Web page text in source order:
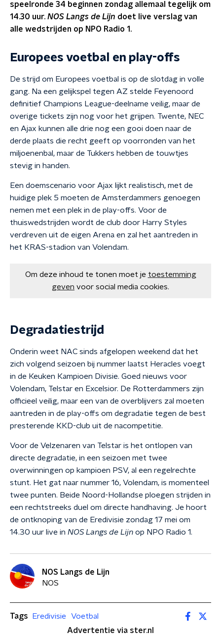
speelronde 34 beginnen zondag allemaal tegelijk om
14.30 uur. NOS Langs de Lijn doet live verslag van
alle wedstrijden op NPO Radio 1.
Europees voetbal en play-offs
De strijd om Europees voetbal is op de slotdag in volle
gang. Na een gelijkspel tegen AZ stelde Feyenoord
definitief Champions League-deelname veilig, maar de
overige tickets zijn nog voor het grijpen. Twente, NEC
en Ajax kunnen alle drie nog een gooi doen naar de
derde plaats die recht geeft op voorronden van het
miljoenenbal, maar de Tukkers hebben de touwtjes
stevig in handen.
Een doemscenario voor Ajax lijkt realistisch, met de
huidige plek 5 moeten de Amsterdammers genoegen
nemen met een plek in de play-offs. Voor de
thuiswedstrijden wordt de club door Harry Styles
verdreven uit de eigen Arena en zal het aantreden in
het KRAS-stadion van Volendam.
Om deze inhoud te tonen moet je toestemming
geven voor social media cookies.
Degradatiestrijd
Onderin weet NAC sinds afgelopen weekend dat het
zich volgend seizoen bij nummer laatst Heracles voegt
in de Keuken Kampioen Divisie. Goed nieuws voor
Volendam, Telstar en Excelsior. De Rotterdammers zijn
officieel veilig, maar een van de overblijvers zal moeten
aantreden in de play-offs om degradatie tegen de best
presterende KKD-club uit de nacompetitie.
Voor de Velzenaren van Telstar is het ontlopen van
directe degradatie, in een seizoen met twee
overwinningen op kampioen PSV, al een regelrechte
stunt. Het gat naar nummer 16, Volendam, is momenteel
twee punten. Beide Noord-Hollandse ploegen strijden in
een rechtstreeks duel om directe handhaving. Je hoort
de ontknoping van de Eredivisie zondag 17 mei om
14.30 uur live in NOS Langs de Lijn op NPO Radio 1.
NOS Langs de Lijn
NOS
Tags Eredivisie
Voetbal
Advertentie via ster.nl